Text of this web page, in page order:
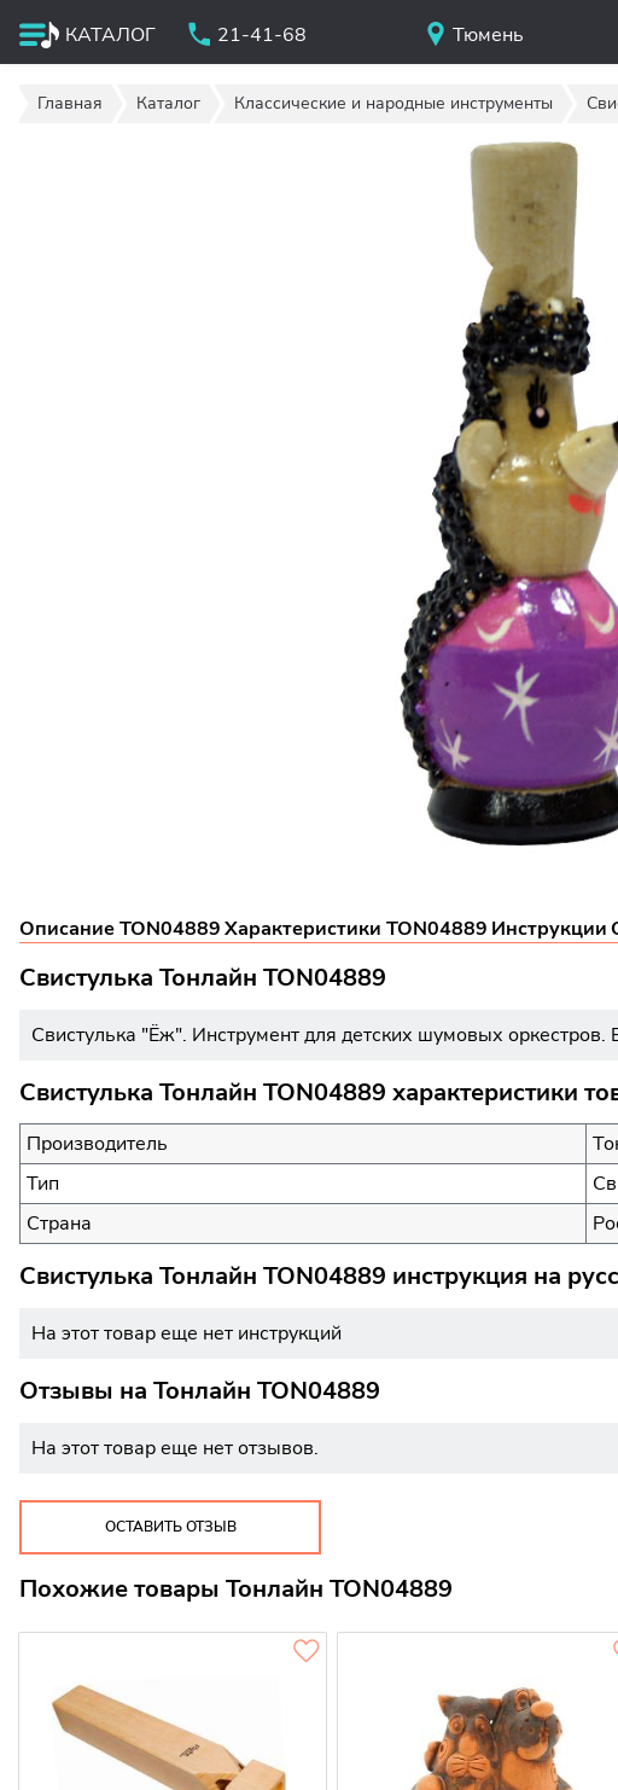
КАТАЛОГ 21-41-68 Тюмень
Главная Каталог Классические и народные инструменты
Описание TON04889Характеристики TON04889 Инструкции
Свистулька Тонлайн TON04889
Свистулька "Ёж". Инструмент для детских шумовых
Свистулька Тонлайн TON04889 характеристики
Производитель
Тип
Страна
Свистулька Тонлайн TON04889 инструкция на
На этот товар еще нет инструкций
Отзывы на Тонлайн TON04889
На этот товар еще нет отзывов.
ОСТАВИТЬ ОТЗЫВ
Похожие товары Тонлайн TON04889